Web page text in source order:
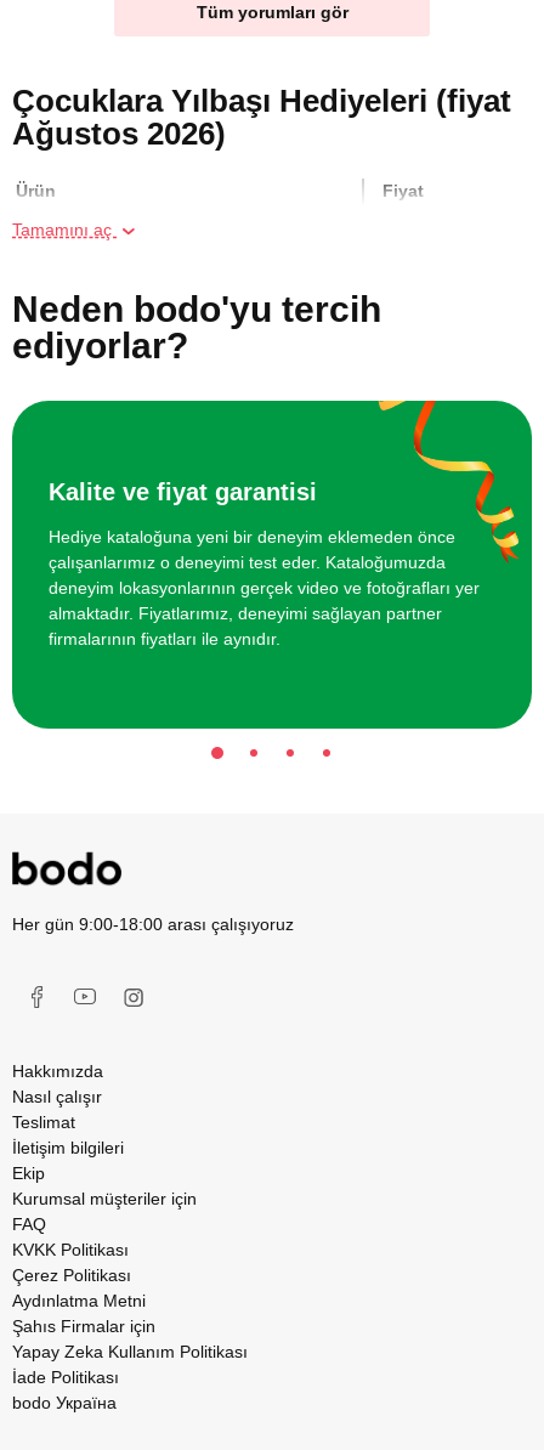
Tüm yorumları gör
Çocuklara Yılbaşı Hediyeleri (fiyat
Ağustos 2026)
Ürün Fiyat
Arkadaş Grubu için VR Sanal Gerçeklik
Oyunu
500 TL
Online Temel Karakalem Kursu
Online Heykel Kursu 750 TL
Online Resim Kursu 750 TL
Tamamını aç
Neden bodo'yu tercih
ediyorlar?
Kalite ve fiyat garantisi
Hediye kataloğuna yeni bir deneyim eklemeden önce
çalışanlarımız o deneyimi test eder. Kataloğumuzda
deneyim lokasyonlarının gerçek video ve fotoğrafları yer
almaktadır. Fiyatlarımız, deneyimi sağlayan partner
firmalarının fiyatları ile aynıdır.
Her gün 9:00-18:00 arası çalışıyoruz
Hakkımızda
Nasıl çalışır
Teslimat
İletişim bilgileri
Ekip
Kurumsal müşteriler için
FAQ
KVKK Politikası
Çerez Politikası
Aydınlatma Metni
Şahıs Firmalar için
Yapay Zeka Kullanım Politikası
İade Politikası
bodo Україна